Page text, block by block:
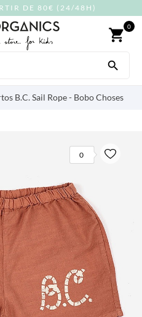
DE 80€ (24/48H)
shopping_cart 0

B.C. Sail Rope - Bobo Choses
0